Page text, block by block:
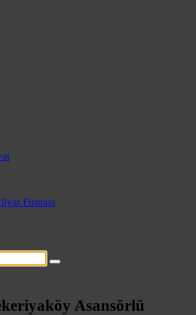
İstanbul
İstanbul
Firması
Asansörlü